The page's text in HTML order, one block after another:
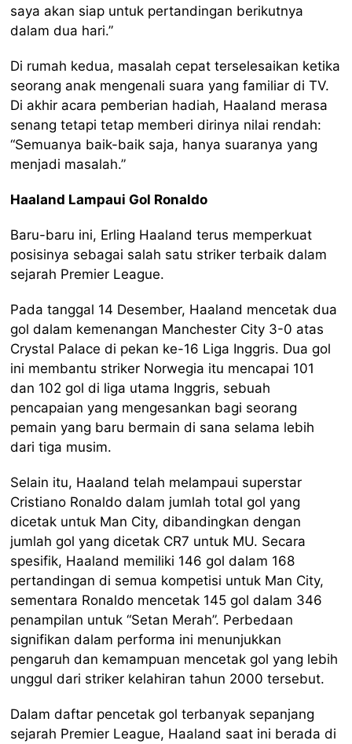
saya akan siap untuk pertandingan berikutnya
dalam dua hari.”
Di rumah kedua, masalah cepat terselesaikan ketika
seorang anak mengenali suara yang familiar di TV.
Di akhir acara pemberian hadiah, Haaland merasa
senang tetapi tetap memberi dirinya nilai rendah:
“Semuanya baik-baik saja, hanya suaranya yang
menjadi masalah.”
Haaland Lampaui Gol Ronaldo
Baru-baru ini, Erling Haaland terus memperkuat
posisinya sebagai salah satu striker terbaik dalam
sejarah Premier League.
Pada tanggal 14 Desember, Haaland mencetak dua
gol dalam kemenangan Manchester City 3-0 atas
Crystal Palace di pekan ke-16 Liga Inggris. Dua gol
ini membantu striker Norwegia itu mencapai 101
dan 102 gol di liga utama Inggris, sebuah
pencapaian yang mengesankan bagi seorang
pemain yang baru bermain di sana selama lebih
dari tiga musim.
Selain itu, Haaland telah melampaui superstar
Cristiano Ronaldo dalam jumlah total gol yang
dicetak untuk Man City, dibandingkan dengan
jumlah gol yang dicetak CR7 untuk MU. Secara
spesifik, Haaland memiliki 146 gol dalam 168
pertandingan di semua kompetisi untuk Man City,
sementara Ronaldo mencetak 145 gol dalam 346
penampilan untuk “Setan Merah”. Perbedaan
signifikan dalam performa ini menunjukkan
pengaruh dan kemampuan mencetak gol yang lebih
unggul dari striker kelahiran tahun 2000 tersebut.
Dalam daftar pencetak gol terbanyak sepanjang
sejarah Premier League, Haaland saat ini berada di